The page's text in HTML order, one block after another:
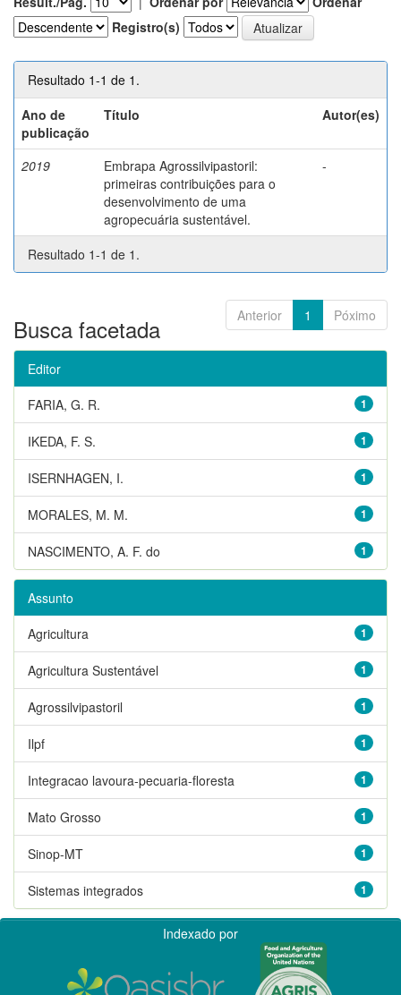
Registro(s)
Resultado 1-1 de 1.
Ano de
publicação
Título Autor(es)
2019
Embrapa Agrossilvipastoril:
primeiras contribuições para o
desenvolvimento de uma
agropecuária sustentável.
-
Resultado 1-1 de 1.
Anterior 1 Póximo
Busca facetada
Editor
1
FARIA, G. R.
1
IKEDA, F. S.
1
ISERNHAGEN, I.
1
MORALES, M. M.
1
NASCIMENTO, A. F. do
Assunto
1
Agricultura
1
Agricultura Sustentável
1
Agrossilvipastoril
1
Ilpf
1
Integracao lavoura-pecuaria-floresta
1
Mato Grosso
1
Sinop-MT
1
Sistemas integrados
Indexado por